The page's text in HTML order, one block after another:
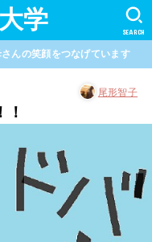
学 SEARCH
んの笑顔をつなげています
尾形智子